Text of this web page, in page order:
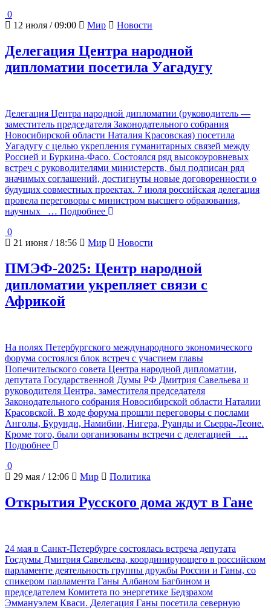
0
12 июля / 09:00
Мир Новости
Делегация Центра народной
дипломатии посетила Уагадугу
Делегация Центра народной дипломатии (руководитель —
заместитель председателя Законодательного собрания
Новосибирской области Наталия Красовская) посетила
Уагадугу с целью укрепления гуманитарных связей между
Россией и Буркина-Фасо. Состоялся ряд высокоуровневых
встреч с руководителями министерств, был подписан ряд
значимых соглашений, достигнуты новые договоренности о
будущих совместных проектах. 7 июля российская делегация
провела переговоры с министром высшего образования,
научных
… Подробнее
0
21 июня / 18:56
Мир Новости
ПМЭФ-2025: Центр народной
дипломатии укрепляет связи с
Африкой
На полях Петербургского международного экономического
форума состоялся блок встреч с участием главы
Попечительского совета Центра народной дипломатии,
депутата Государственной Думы РФ Дмитрия Савельева и
руководителя Центра, заместителя председателя
Законодательного собрания Новосибирской области Наталии
Красовской. В ходе форума прошли переговоры с послами
Анголы, Бурунди, Намибии, Нигера, Руанды и Сьерра-Леоне.
Кроме того, были организованы встречи с делегацией
…
Подробнее
0
29 мая / 12:06
Мир Политика
Открытия Русского дома ждут в Гане
24 мая в Санкт-Петербурге состоялась встреча депутата
Госдумы Дмитрия Савельева, координирующего в российском
парламенте деятельность группы дружбы России и Ганы, со
спикером парламента Ганы Албаном Багбином и
председателем Комитета по энергетике Бедзрахом
Эммануэлем Кваси. Делегация Ганы посетила северную